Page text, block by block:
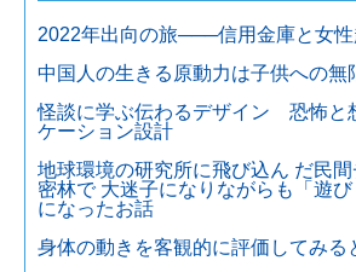
2022年出向の旅───信用金庫と女
中国人の生きる原動力は子供への無
怪談に学ぶ伝わるデザイン 恐怖と
ケーション設計
地球環境の研究所に飛び込ん だ民
密林で 大迷子になりながらも「遊
になったお話
身体の動きを客観的に評価してみる